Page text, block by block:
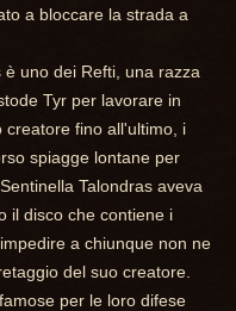
a bloccare la strada a
è uno dei Refti, una razza
Tyr per lavorare in
creatore fino all'ultimo, i
spiagge lontane per
Talondras aveva
il disco che contiene i
a chiunque non ne
del suo creatore.
per le loro difese